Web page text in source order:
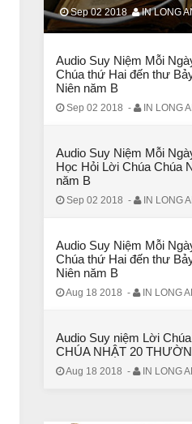
Sep 02 2018 IN LONG
Audio Suy Niệm Mỗi
Chúa thứ Hai đến thư
Niên năm B
Sep 02 2018 - IN LONG
Audio Suy Niệm Mỗi
Học Hỏi Lời Chúa Chúa
năm B
Sep 02 2018 - IN LONG
Audio Suy Niệm Mỗi
Chúa thứ Hai đến thư
Niên năm B
Aug 18 2018 - IN LONG
Audio Suy niệm Lời
CHÚA NHẬT 20
Aug 18 2018 - IN LONG
Chuyện Ý Nghĩa: Chết
CHUYỆN Ý NGHĨA
Chuyen Y Nghia: Thien